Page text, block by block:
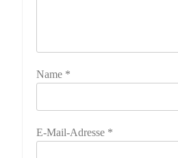
Name *
E-Mail-Adresse *